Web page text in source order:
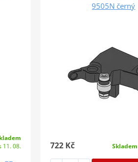
11. 08.
9505N černý
722 Kč